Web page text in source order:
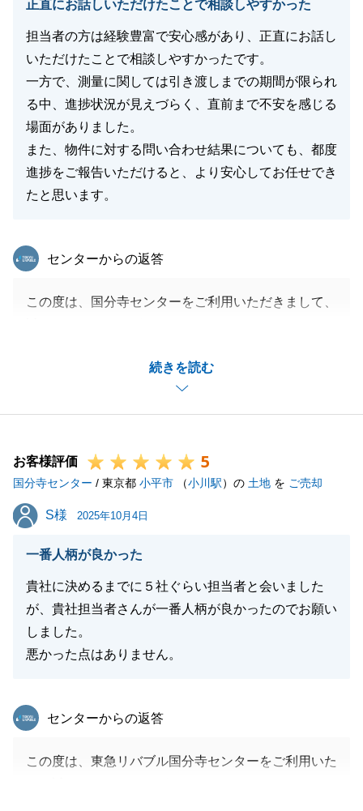
正直にお話しいただけたことで相談しやすかった
担当者の方は経験豊富で安心感があり、正直にお話し
いただけたことで相談しやすかったです。
一方で、測量に関しては引き渡しまでの期間が限られ
る中、進捗状況が見えづらく、直前まで不安を感じる
場面がありました。
また、物件に対する問い合わせ結果についても、都度
進捗をご報告いただけると、より安心してお任せでき
たと思います。
続きを読む
東急リバブル
センターからの返答
この度は、国分寺センターをご利用いただきまして、
でのご報告、ご連絡を心掛け、またお客様への報告頻
度に対するご要望もお伺いするようにいたします。
いただいたご指摘について、今後このようなことがな
お客様評価 5
国分寺センター / 東京都 小平市 （小川駅）の 土地 を ご売却
S様
S様 2025年10月4日
一番人柄が良かった
貴社に決めるまでに５社ぐらい担当者と会いました
が、貴社担当者さんが一番人柄が良かったのでお願い
しました。
悪かった点はありません。
東急リバブル
センターからの返答
この度は、東急リバブル国分寺センターをご利用いた